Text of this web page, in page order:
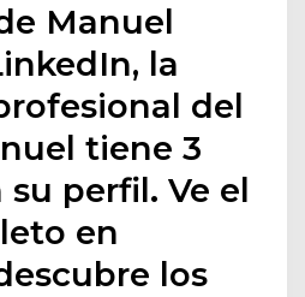
Manuel
la
del
tiene 3
perfil. Ve el
en
los